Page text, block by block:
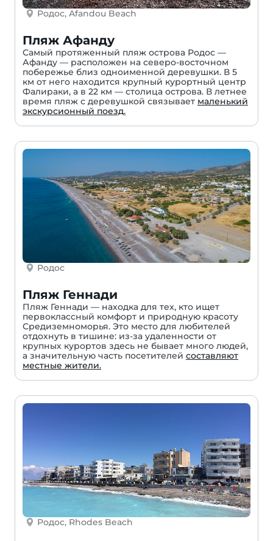
Родос, Afandou Beach
Пляж Афанду
Самый протяженный пляж острова Родос —
Афанду — расположен на северо-восточном
побережье близ одноименной деревушки. В 5
км от него находится крупный курортный центр
Фалираки, а в 22 км — столица острова. В летнее
время пляж с деревушкой связывает маленький
экскурсионный поезд.
Родос
Пляж Геннади
Пляж Геннади — находка для тех, кто ищет
первоклассный комфорт и природную красоту
Средиземноморья. Это место для любителей
отдохнуть в тишине: из-за удаленности от
крупных курортов здесь не бывает много людей,
а значительную часть посетителей составляют
местные жители.
Родос, Rhodes Beach